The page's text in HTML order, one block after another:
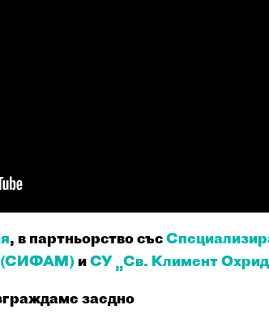
, в партньорствосъс
(СИФАМ) иСУ „Св. Климент
заедно